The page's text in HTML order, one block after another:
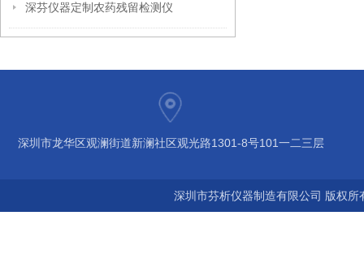
深芬仪器定制农药残留检测仪
深圳市龙华区观澜街道新澜社区观光路1301-8号101一二三层
深圳市芬析仪器制造有限公司 版权